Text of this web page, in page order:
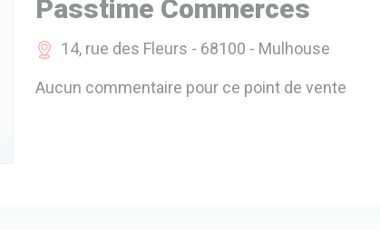
Passtime Commerces
14, rue des Fleurs - 68100 - Mulhouse
Aucun commentaire pour ce point de vente